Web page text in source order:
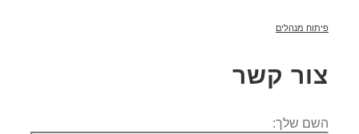
פיתוח מנהלים
צור קשר
השם שלך: